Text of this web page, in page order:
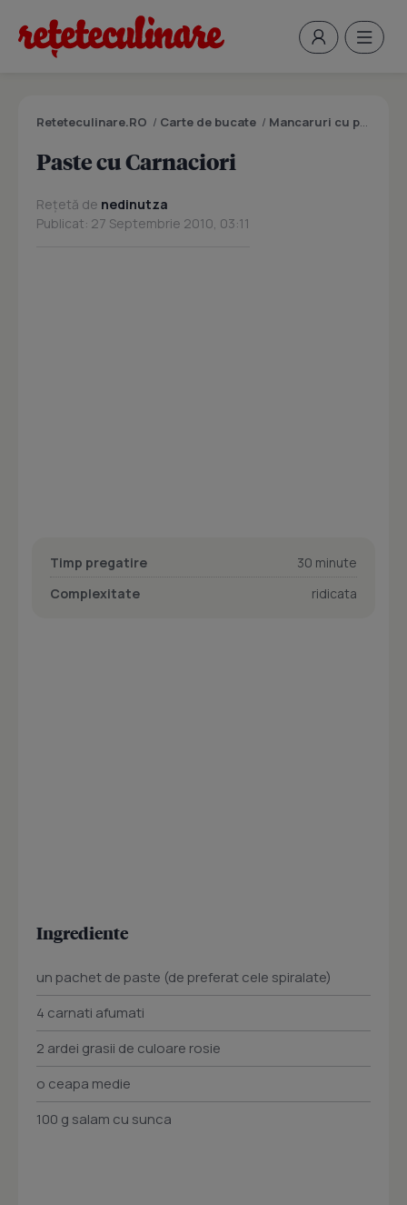
Reteteculinare.RO / Carte de bucate / Mancaruri cu peste
Paste cu Carnaciori
Rețetă de nedinutza
Publicat: 27 Septembrie 2010, 03:11
Timp pregatire
30 minute
Complexitate
ridicata
Ingrediente
un pachet de paste (de preferat cele spiralate)
4 carnati afumati
2 ardei grasii de culoare rosie
o ceapa medie
100 g salam cu sunca